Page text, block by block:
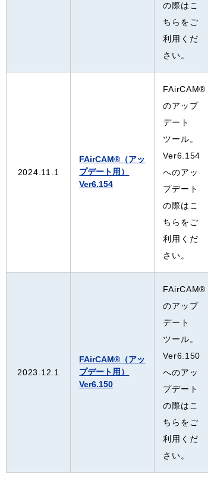
の際はこ
ちらをご
利用くだ
さい。
2024.11.1
FAirCAM®（アッ
プデート用）
Ver6.154
FAirCAM®
のアップ
デート
ツール。
Ver6.154
へのアッ
プデート
の際はこ
ちらをご
利用くだ
さい。
2023.12.1
FAirCAM®（アッ
プデート用）
Ver6.150
FAirCAM®
のアップ
デート
ツール。
Ver6.150
へのアッ
プデート
の際はこ
ちらをご
利用くだ
さい。